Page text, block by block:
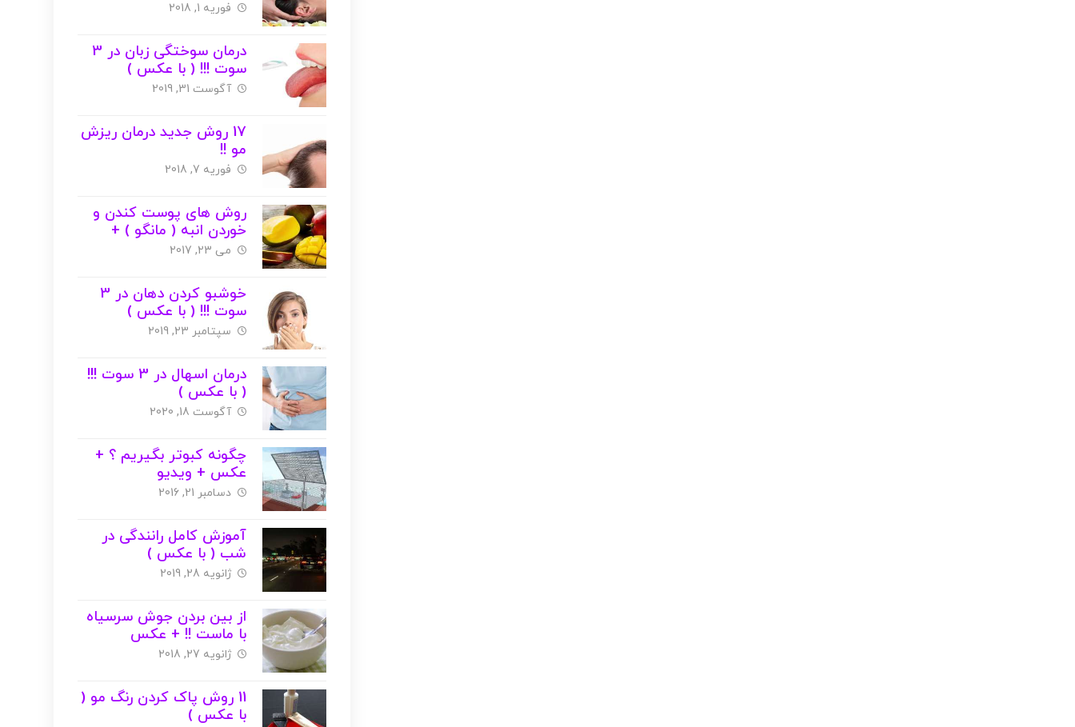
فوریه 1, 2018
درمان سوختگی زبان در 3
سوت !!! ( با عکس )
آگوست 31, 2019
17 روش جدید درمان ریزش
مو !!
فوریه 7, 2018
روش های پوست کندن و
خوردن انبه ( مانگو ) +
عکس
می 23, 2017
خوشبو کردن دهان در 3
سوت !!! ( با عکس )
سپتامبر 23, 2019
درمان اسهال در 3 سوت !!!
( با عکس )
آگوست 18, 2020
چگونه کبوتر بگیریم ؟ +
عکس + ویدیو
دسامبر 21, 2016
آموزش کامل رانندگی در
شب ( با عکس )
ژانویه 28, 2019
از بین بردن جوش سرسیاه
با ماست !! + عکس
ژانویه 27, 2018
11 روش پاک کردن رنگ مو (
با عکس )